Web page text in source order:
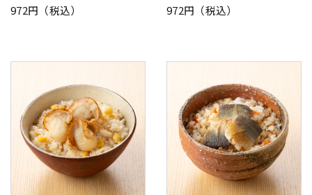
972円（税込）
972円（税込）